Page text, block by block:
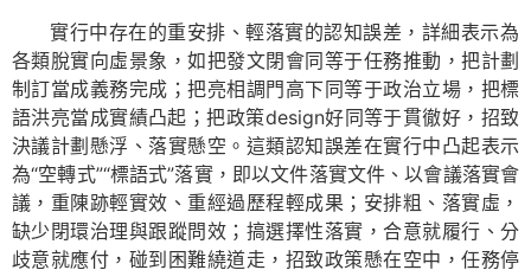
實行中存在的重安排、輕落實的認知誤差，詳細表示為
各類脫實向虛景象，如把發文閉會同等于任務推動，把計劃
制訂當成義務完成；把亮相調門高下同等于政治立場，把標
語洪亮當成實績凸起；把政策design好同等于貫徹好，招致
決議計劃懸浮、落實懸空。這類認知誤差在實行中凸起表示
為“空轉式”“標語式”落實，即以文件落實文件、以會議落實會
議，重陳跡輕實效、重經過歷程輕成果；安排粗、落實虛，
缺少閉環治理與跟蹤問效；搞選擇性落實，合意就履行、分
歧意就應付，碰到困難繞道走，招致政策懸在空中，任務停